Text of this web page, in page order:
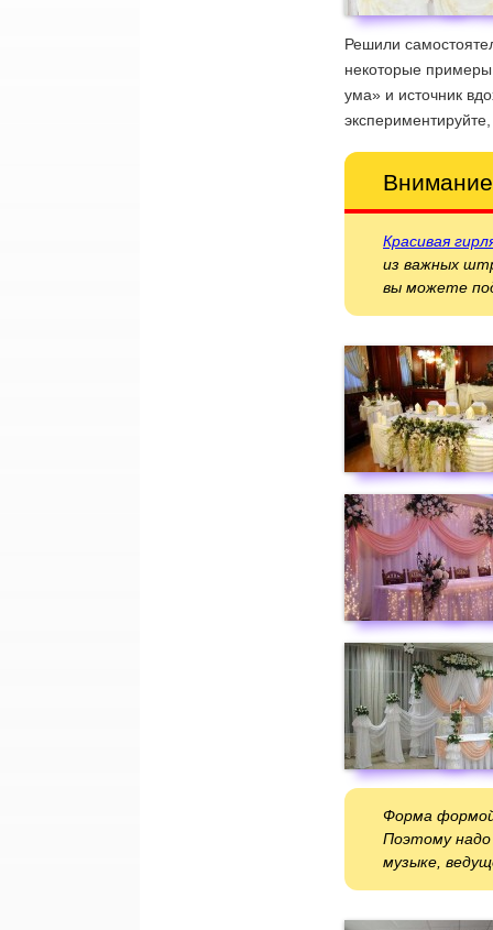
Решили
некоторые
ума» и источник
Красивая
из важных
вы можете
Форма
Поэтому
музыке,